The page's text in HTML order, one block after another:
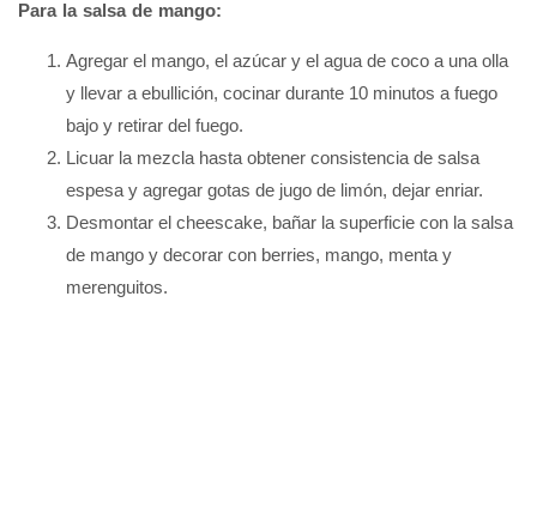
Para la salsa de mango:
Agregar el mango, el azúcar y el agua de coco a una olla
y llevar a ebullición, cocinar durante 10 minutos a fuego
bajo y retirar del fuego.
Licuar la mezcla hasta obtener consistencia de salsa
espesa y agregar gotas de jugo de limón, dejar enriar.
Desmontar el cheescake, bañar la superficie con la salsa
de mango y decorar con berries, mango, menta y
merenguitos.